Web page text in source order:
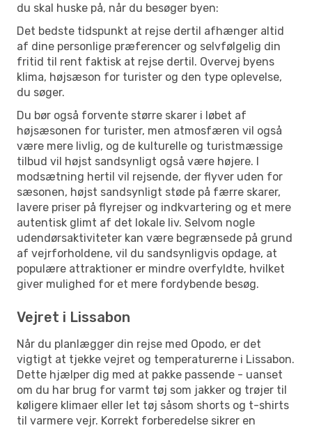
du skal huske på, når du besøger byen:
Det bedste tidspunkt at rejse dertil afhænger altid
af dine personlige præferencer og selvfølgelig din
fritid til rent faktisk at rejse dertil. Overvej byens
klima, højsæson for turister og den type oplevelse,
du søger.
Du bør også forvente større skarer i løbet af
højsæsonen for turister, men atmosfæren vil også
være mere livlig, og de kulturelle og turistmæssige
tilbud vil højst sandsynligt også være højere. I
modsætning hertil vil rejsende, der flyver uden for
sæsonen, højst sandsynligt støde på færre skarer,
lavere priser på flyrejser og indkvartering og et mere
autentisk glimt af det lokale liv. Selvom nogle
udendørsaktiviteter kan være begrænsede på grund
af vejrforholdene, vil du sandsynligvis opdage, at
populære attraktioner er mindre overfyldte, hvilket
giver mulighed for et mere fordybende besøg.
Vejret i Lissabon
Når du planlægger din rejse med Opodo, er det
vigtigt at tjekke vejret og temperaturerne i Lissabon.
Dette hjælper dig med at pakke passende - uanset
om du har brug for varmt tøj som jakker og trøjer til
køligere klimaer eller let tøj såsom shorts og t-shirts
til varmere vejr. Korrekt forberedelse sikrer en